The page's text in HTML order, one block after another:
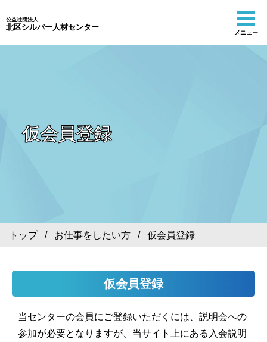
公益社団法人
北区シルバー人材センター
メニュー
仮会員登録
トップ/ お仕事をしたい方 / 仮会員登録
仮会員登録
当センターの会員にご登録いただくには、説明会への
参加が必要となりますが、当サイト上にある入会説明